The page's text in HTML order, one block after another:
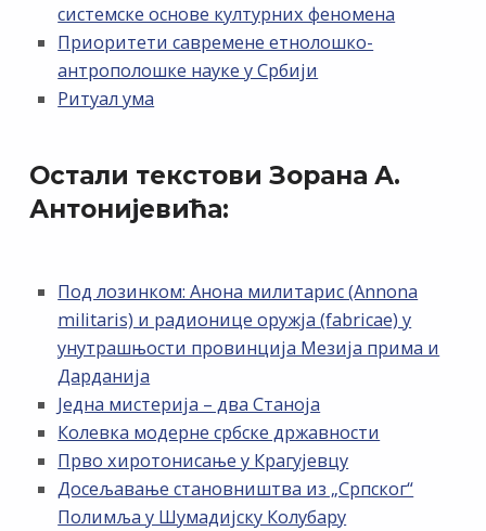
системске основе културних феномена
Приоритети савремене етнолошко-
антрополошке науке у Србији
Ритуал ума
Остали текстови Зорана А.
Антонијевића:
Под лозинком: Анона милитарис (Annona
militaris) и радионице оружја (fabricae) у
унутрашњости провинција Мезија прима и
Дарданија
Једна мистерија – два Станоја
Колевка модерне србске државности
Прво хиротонисање у Крагујевцу
Досељавање становништва из „Српског“
Полимља у Шумадијску Колубару